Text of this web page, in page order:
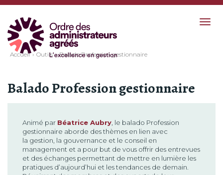
Accueil Outils Balado Profession gestionnaire
Balado Profession gestionnaire
Animé par Béatrice Aubry , le balado Profession
gestionnaire aborde des thèmes en lien avec
la gestion, la gouvernance et le conseil en
management et a pour but de vous offrir des entrevues
et des échanges permettant de mettre en lumière les
pratiques d’aujourd’hui et les tendances de demain.